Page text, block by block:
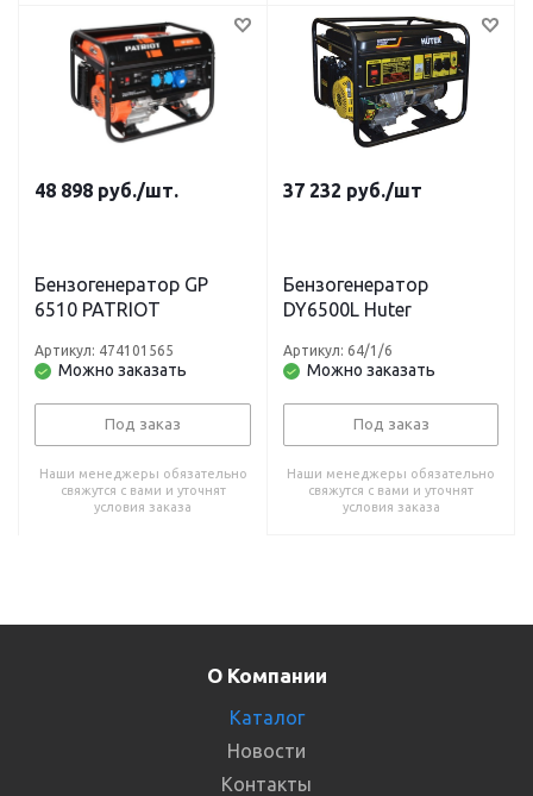
48 898 руб./шт.
Бензогенератор GP
6510 PATRIOT
Можно заказать
Артикул: 474101565
Под заказ
Наши менеджеры обязательно
свяжутся с вами и уточнят
условия заказа
37 232 руб./шт
Бензогенератор
DY6500L Huter
Можно заказать
Артикул: 64/1/6
Под заказ
Наши менеджеры обязательно
свяжутся с вами и уточнят
условия заказа
О Компании
Каталог
Новости
Контакты